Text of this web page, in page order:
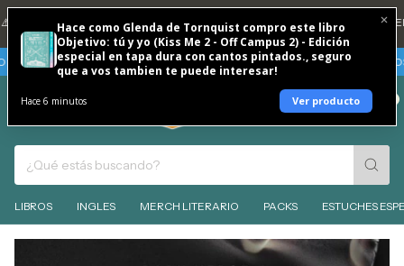
Hace como Glenda de Tornquist compro este libro
Objetivo: tú y yo (Kiss Me 2 - Off Campus 2) - Edición
especial en tapa dura con cantos pintados., seguro
que a vos tambien te puede interesar!
Hace 6 minutos Ver producto
DNI 20% REINTEGRO TODOS LOS DÍAS 🐶 💳 3 CUOTAS SIN
SIN INTERES TARJETAS BBVA - VIERNES 7 Y SABADO 8 DE
LIBROS INGLES MERCH LITERARIO PACKS ESTUCHES